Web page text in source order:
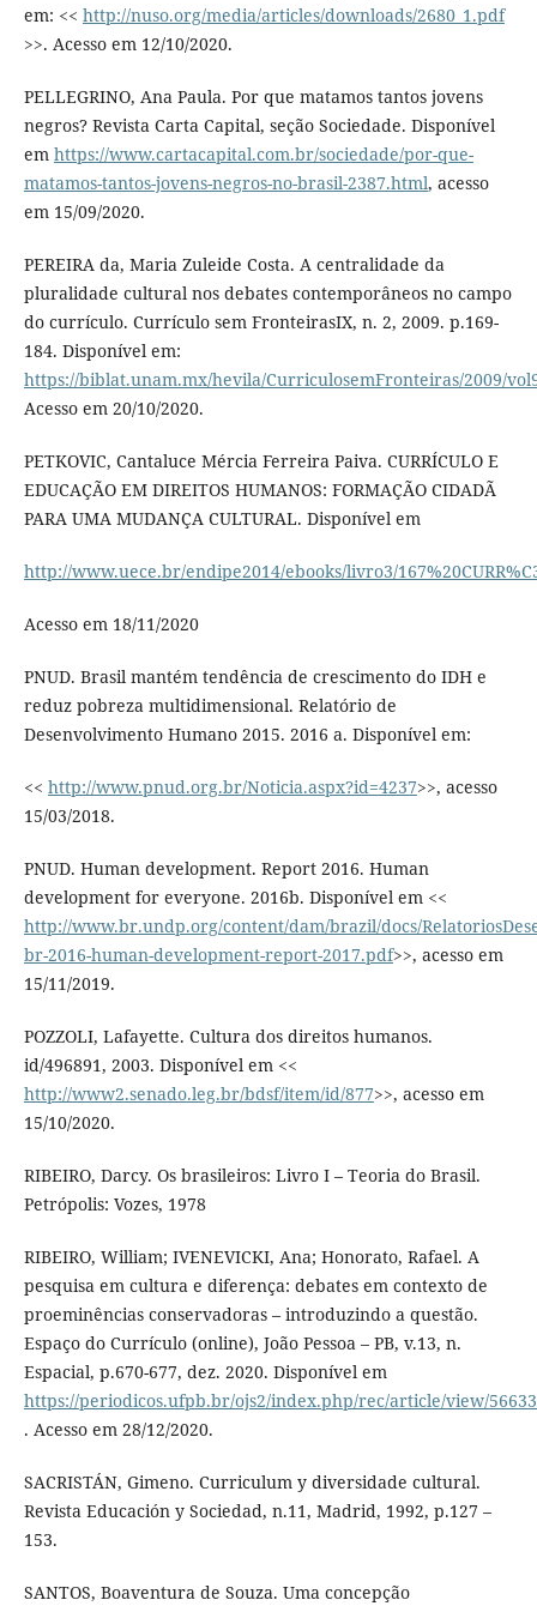
em: << http://nuso.org/media/articles/downloads/2680_1.pdf
>>. Acesso em 12/10/2020.
PELLEGRINO, Ana Paula. Por que matamos tantos jovens
negros? Revista Carta Capital, seção Sociedade. Disponível
em https://www.cartacapital.com.br/sociedade/por-que-
matamos-tantos-jovens-negros-no-brasil-2387.html, acesso
em 15/09/2020.
PEREIRA da, Maria Zuleide Costa. A centralidade da
pluralidade cultural nos debates contemporâneos no campo
do currículo. Currículo sem FronteirasIX, n. 2, 2009. p.169-
184. Disponível em:
https://biblat.unam.mx/hevila/CurriculosemFronteiras/2009/
Acesso em 20/10/2020.
PETKOVIC, Cantaluce Mércia Ferreira Paiva. CURRÍCULO E
EDUCAÇÃO EM DIREITOS HUMANOS: FORMAÇÃO CIDADÃ
PARA UMA MUDANÇA CULTURAL. Disponível em
http://www.uece.br/endipe2014/ebooks/livro3/
Acesso em 18/11/2020
PNUD. Brasil mantém tendência de crescimento do IDH e
reduz pobreza multidimensional. Relatório de
Desenvolvimento Humano 2015. 2016 a. Disponível em:
<< http://www.pnud.org.br/Noticia.aspx?id=4237>>, acesso
15/03/2018.
PNUD. Human development. Report 2016. Human
development for everyone. 2016b. Disponível em <<
http://www.br.undp.org/content/dam/brazil/docs/
br-2016-human-development-report-2017.pdf>>, acesso em
15/11/2019.
POZZOLI, Lafayette. Cultura dos direitos humanos.
id/496891, 2003. Disponível em <<
http://www2.senado.leg.br/bdsf/item/id/877>>, acesso em
15/10/2020.
RIBEIRO, Darcy. Os brasileiros: Livro I – Teoria do Brasil.
Petrópolis: Vozes, 1978
RIBEIRO, William; IVENEVICKI, Ana; Honorato, Rafael. A
pesquisa em cultura e diferença: debates em contexto de
proeminências conservadoras – introduzindo a questão.
Espaço do Currículo (online), João Pessoa – PB, v.13, n.
Espacial, p.670-677, dez. 2020. Disponível em
https://periodicos.ufpb.br/ojs2/index.php/rec/article/view/
. Acesso em 28/12/2020.
SACRISTÁN, Gimeno. Curriculum y diversidade cultural.
Revista Educación y Sociedad, n.11, Madrid, 1992, p.127 –
153.
SANTOS, Boaventura de Souza. Uma concepção